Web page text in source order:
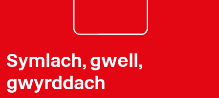
Symlach, gwell,
gwyrddach